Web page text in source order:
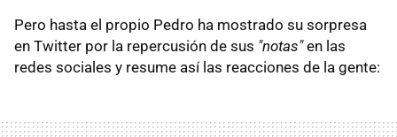
Pero hasta el propio Pedro ha mostrado su sorpresa
en Twitter por la repercusión de sus "notas"en las
redes sociales y resume así las reacciones de la gente: